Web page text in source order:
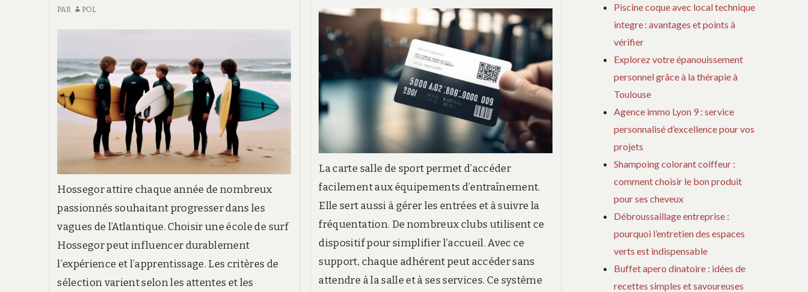
PAR POL
Hossegor attire chaque année de nombreux
passionnés souhaitant progresser dans les
vagues de l’Atlantique. Choisir une école de surf
Hossegor peut influencer durablement
l’expérience et l’apprentissage. Les critères de
sélection varient selon les attentes et les
La carte salle de sport permet d’accéder
facilement aux équipements d’entraînement.
Elle sert aussi à gérer les entrées et à suivre la
fréquentation. De nombreux clubs utilisent ce
dispositif pour simplifier l’accueil. Avec ce
support, chaque adhérent peut accéder sans
attendre à la salle et à ses services. Ce système
Piscine coque avec local technique
integre : avantages et points à
vérifier
Explorez votre épanouissement
personnel grâce à la thérapie à
Toulouse
Agence immo Lyon 9 : service
personnalisé d’excellence pour vos
projets
Shampoing colorant coiffeur :
comment choisir le bon produit
pour ses cheveux
Débroussaillage entreprise :
pourquoi l’entretien des espaces
verts est indispensable
Buffet apero dinatoire : idées de
recettes simples et savoureuses